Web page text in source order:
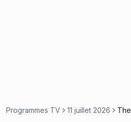
Programmes TV 11 juillet 2026